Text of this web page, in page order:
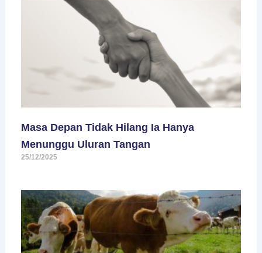
Masa Depan Tidak Hilang Ia Hanya
Menunggu Uluran Tangan
25/12/2025